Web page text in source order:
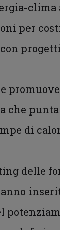
clima
per
che
di
delle